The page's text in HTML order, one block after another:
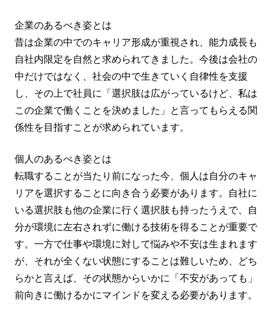
企業のあるべき姿とは
昔は企業の中でのキャリア形成が重視され、能力成長も
自社内限定を自然と求められてきました。今後は会社の
中だけではなく、社会の中で生きていく自律性を支援
し、その上で社員に「選択肢は広がっているけど、私は
この企業で働くことを決めました」と言ってもらえる関
係性を目指すことが求められています。
個人のあるべき姿とは
転職することが当たり前になった今、個人は自分のキャ
リアを選択することに向き合う必要があります。自社に
いる選択肢も他の企業に行く選択肢も持ったうえで、自
分が環境に左右されずに働ける技術を得ることが重要で
す。一方で仕事や環境に対して悩みや不安は生まれます
が、それが全くない状態にすることは難しいため、どち
らかと言えば、その状態からいかに「不安があっても」
前向きに働けるかにマインドを変える必要があります。